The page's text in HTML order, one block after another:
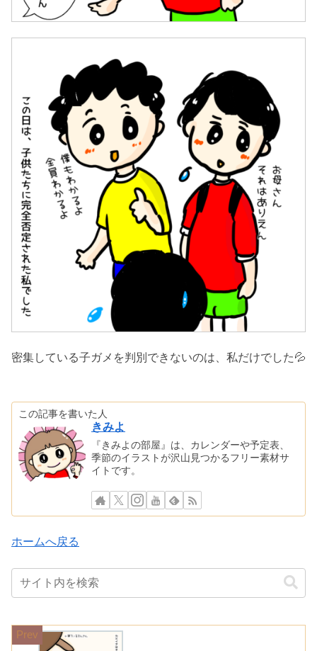
密集している子ガメを判別できないのは、私だけでした💦
この記事を書いた人
きみよ
『きみよの部屋』は、カレンダーや予定表、
季節のイラストが沢山見つかるフリー素材サ
イトです。
ホームへ戻る